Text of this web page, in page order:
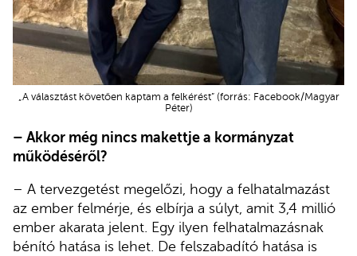
„A választást követően kaptam a felkérést” (forrás: Facebook/Magyar
Péter)
– Akkor még nincs makettje a kormányzat
működéséről?
– A tervezgetést megelőzi, hogy a felhatalmazást
az ember felmérje, és elbírja a súlyt, amit 3,4 millió
ember akarata jelent. Egy ilyen felhatalmazásnak
bénító hatása is lehet. De felszabadító hatása is